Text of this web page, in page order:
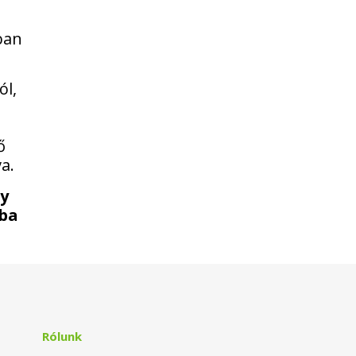
Rólunk